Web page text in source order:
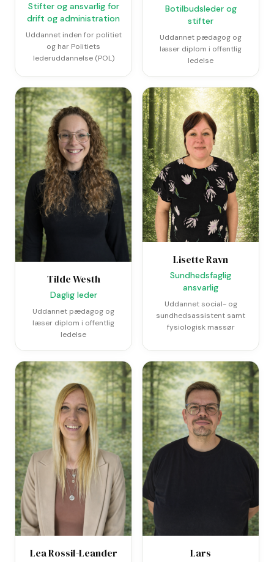
Stifter og ansvarlig for
drift og administration
Uddannet inden for politiet
og har Politiets
lederuddannelse (POL)
Botilbudsleder og
stifter
Uddannet pædagog og
læser diplom i offentlig
ledelse
Tilde Westh
Daglig leder
Uddannet pædagog og
læser diplom i offentlig
ledelse
Lisette Ravn
Sundhedsfaglig
ansvarlig
Uddannet social- og
sundhedsassistent samt
fysiologisk massør
Lea Rossil-Leander Lars